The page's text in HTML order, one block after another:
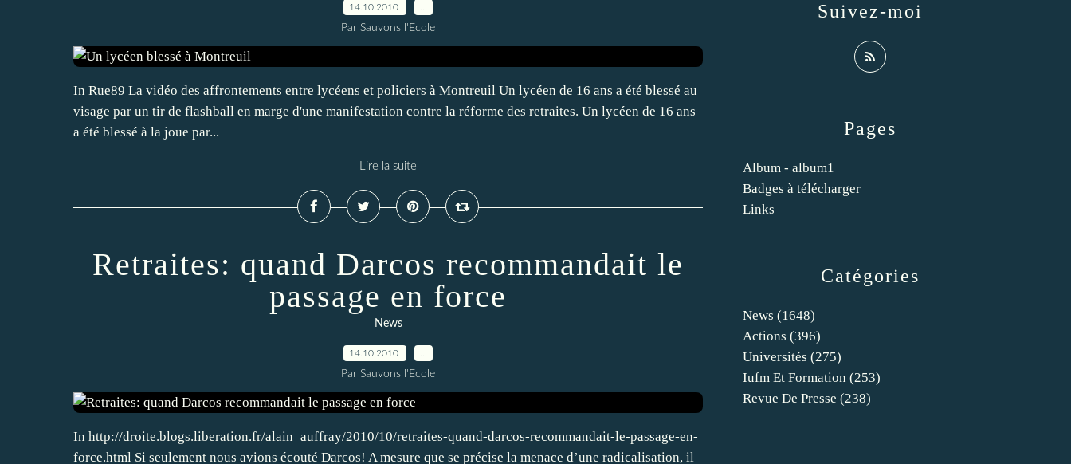
14.10.2010
Par Sauvons l'Ecole
In Rue89 La vidéo des affrontements entre lycéens et policiers à Montreuil Un lycéen de 16 ans a été blessé au
visage par un tir de flashball en marge d'une manifestation contre la réforme des retraites. Un lycéen de 16 ans
a été blessé à la joue par...
Lire la suite
Retraites: quand Darcos recommandait le
passage en force
News
14.10.2010
Par Sauvons l'Ecole
In http://droite.blogs.liberation.fr/alain_auffray/2010/10/retraites-quand-darcos-recommandait-le-passage-en-
force.html Si seulement nous avions écouté Darcos! A mesure que se précise la menace d’une radicalisation, il
Catégories
News (1648)
Actions (396)
Universités (275)
Iufm Et Formation (253)
Revue De Presse (238)
Pages
Album - album1
Badges à télécharger
Links
Suivez-moi